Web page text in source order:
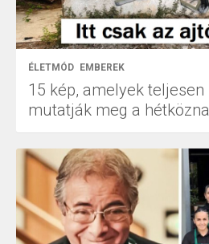
ÉLETMÓD EMBEREK
15 kép, amelyek
mutatják meg a